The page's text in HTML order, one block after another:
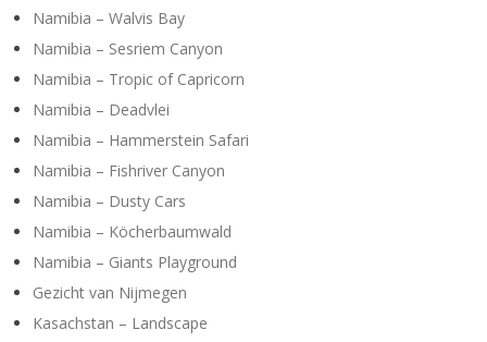
Namibia – Walvis Bay
Namibia – Sesriem Canyon
Namibia – Tropic of Capricorn
Namibia – Deadvlei
Namibia – Hammerstein Safari
Namibia – Fishriver Canyon
Namibia – Dusty Cars
Namibia – Köcherbaumwald
Namibia – Giants Playground
Gezicht van Nijmegen
Kasachstan – Landscape